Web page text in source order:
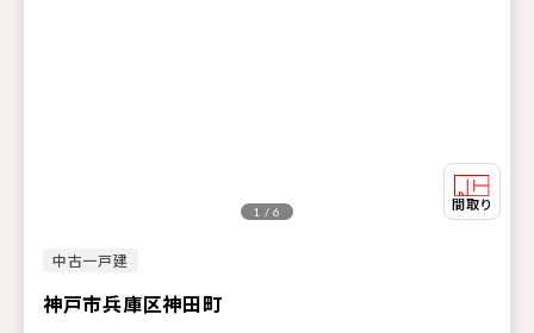
中古一戸建
神戸市兵庫区神田町
1 / 6